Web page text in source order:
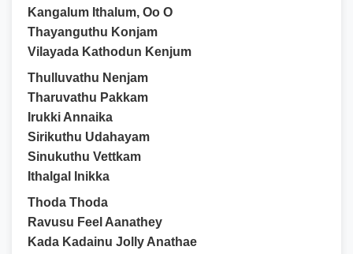
Kangalum Ithalum, Oo O
Thayanguthu Konjam
Vilayada Kathodun Kenjum
Thulluvathu Nenjam
Tharuvathu Pakkam
Irukki Annaika
Sirikuthu Udahayam
Sinukuthu Vettkam
Ithalgal Inikka
Thoda Thoda
Ravusu Feel Aanathey
Kada Kadainu Jolly Anathae